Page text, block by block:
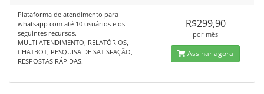
Plataforma de atendimento para
whatsapp com até 10 usuários e os
seguintes recursos.
MULTI ATENDIMENTO, RELATÓRIOS,
CHATBOT, PESQUISA DE SATISFAÇÃO,
RESPOSTAS RÁPIDAS.
R$299,90
por mês
Assinar agora